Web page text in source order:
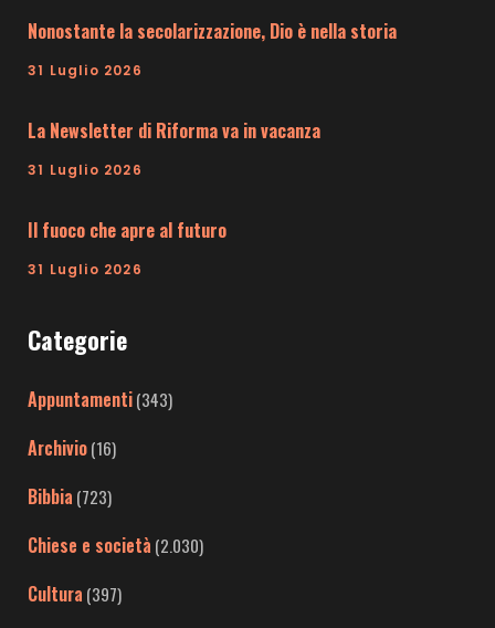
Nonostante la secolarizzazione, Dio è nella storia
31 Luglio 2026
La Newsletter di Riforma va in vacanza
31 Luglio 2026
Il fuoco che apre al futuro
31 Luglio 2026
Categorie
Appuntamenti(343)
Archivio(16)
Bibbia (723)
Chiese e società (2.030)
Cultura (397)